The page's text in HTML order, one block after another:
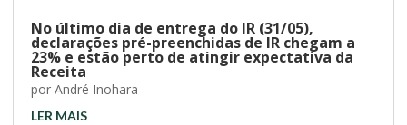
No último dia de entrega do IR (31/05),
declarações pré-preenchidas de IR chegam a
23% e estão perto de atingir expectativa da
Receita
por André Inohara
LER MAIS